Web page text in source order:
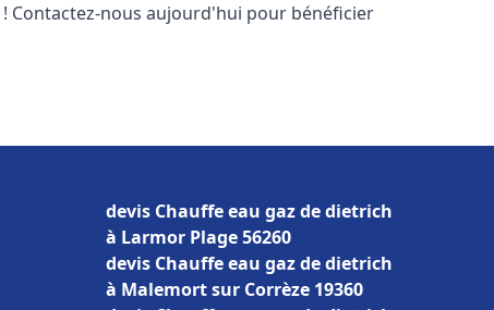
! Contactez-nous aujourd'hui pour bénéficier
devis Chauffe eau gaz de dietrich
à Larmor Plage 56260
devis Chauffe eau gaz de dietrich
à Malemort sur Corrèze 19360